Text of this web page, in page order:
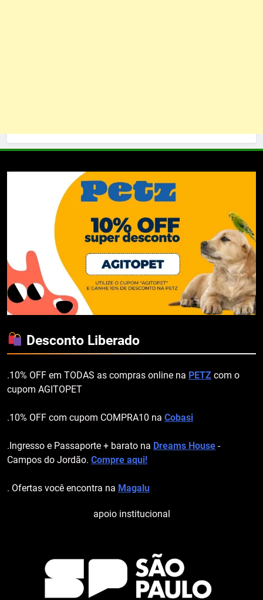
Desconto Liberado
.10% OFF em TODAS as compras online na PETZ com o
cupom AGITOPET
.10% OFF com cupom COMPRA10 na Cobasi
.Ingresso e Passaporte + barato na Dreams House -
Campos do Jordão. Compre aqui!
. Ofertas você encontra na Magalu
apoio institucional